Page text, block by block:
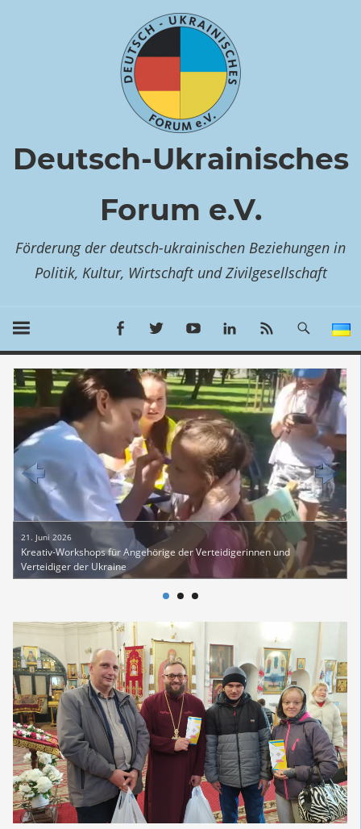
Deutsch-Ukrainisches
Forum e.V.
Förderung der deutsch-ukrainischen Beziehungen in
Politik, Kultur, Wirtschaft und Zivilgesellschaft
21. Juni 2026
Kreativ-Workshops für Angehörige der Verteidigerinnen und
Verteidiger der Ukraine